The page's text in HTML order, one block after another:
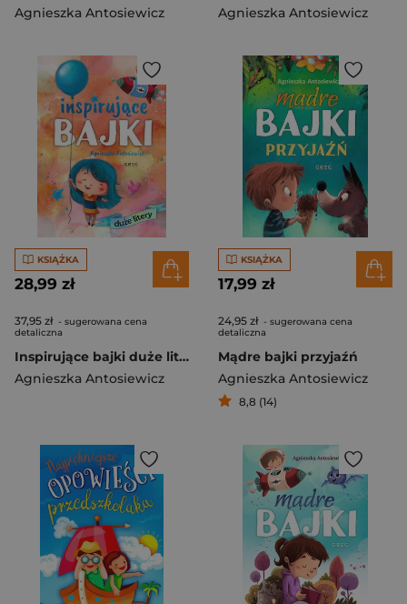
Agnieszka Antosiewicz
Agnieszka Antosiewicz
KSIĄŻKA
28,99 zł
37,95 zł - sugerowana cena
detaliczna
Inspirujące bajki duże litery
Agnieszka Antosiewicz
KSIĄŻKA
17,99 zł
24,95 zł - sugerowana cena
detaliczna
Mądre bajki przyjaźń
Agnieszka Antosiewicz
8,8 (14)